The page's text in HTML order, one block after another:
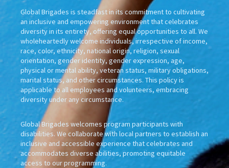
Global Brigades is steadfast in its commitment to cultivating
an inclusive and empowering environment that celebrates
diversity in its entirety, offering equal opportunities to all. We
wholeheartedly welcome individuals, irrespective of income,
race, color, ethnicity, national origin, religion, sexual
orientation, gender identity, gender expression, age,
physical or mental ability, veteran status, military obligations,
marital status, and other circumstances. This policy is
applicable to all employees and volunteers, embracing
diversity under any circumstance.
Global Brigades welcomes program participants with
disabilities. We collaborate with local partners to establish an
inclusive and accessible experience that celebrates and
accommodates diverse abilities, promoting equitable
access to our programming.